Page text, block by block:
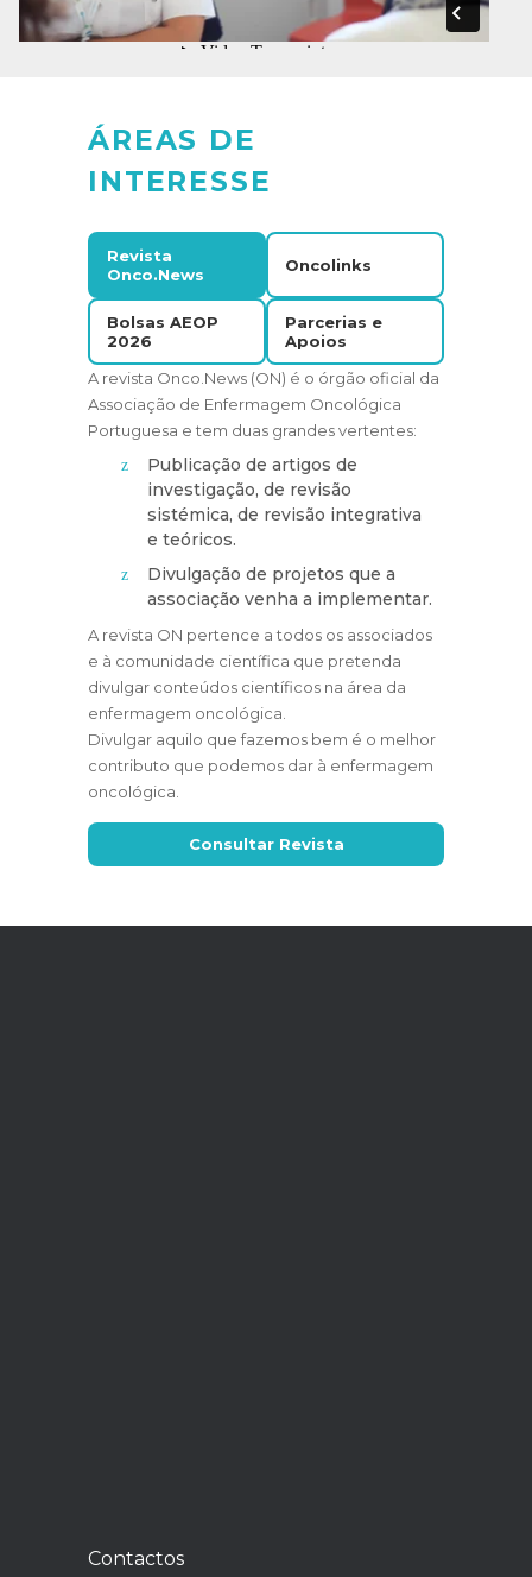
ÁREAS DE
INTERESSE
Revista
Onco.News
Oncolinks
Bolsas AEOP
2026
Parcerias e
Apoios
A revista Onco.News (ON) é o órgão oficial da
Associação de Enfermagem Oncológica
Portuguesa e tem duas grandes vertentes:
Publicação de artigos de
investigação, de revisão
sistémica, de revisão integrativa
e teóricos.
Divulgação de projetos que a
associação venha a implementar.
A revista ON pertence a todos os associados
e à comunidade científica que pretenda
divulgar conteúdos científicos na área da
enfermagem oncológica.
Divulgar aquilo que fazemos bem é o melhor
contributo que podemos dar à enfermagem
oncológica.
Consultar Revista
Contactos